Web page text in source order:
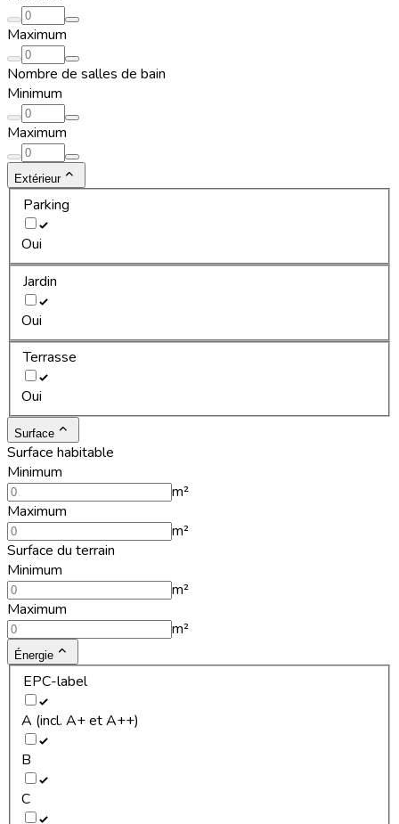
Maximum
Nombre de salles de bain
Minimum
Maximum
Extérieur
Parking
Oui
Jardin
Oui
Terrasse
Oui
Surface
Surface habitable
Minimum
m²
Maximum
m²
Surface du terrain
Minimum
m²
Maximum
m²
Énergie
EPC-label
A (incl. A+ et A++)
B
C